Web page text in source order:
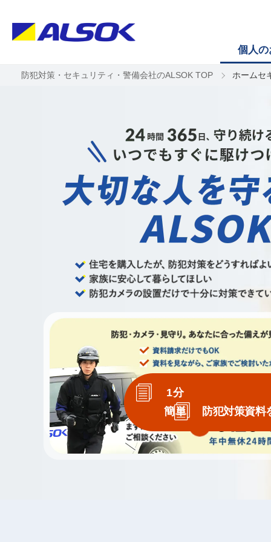
個人
防犯対策・セキュリティ・警備会社のALSOK TOP ホームセ
1分
簡単
防犯対策資料